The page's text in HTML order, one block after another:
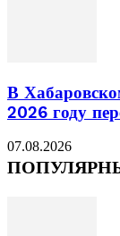
В
2026 году
07.08.2026